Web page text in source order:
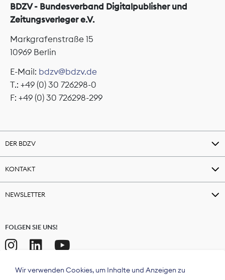
BDZV - Bundesverband Digitalpublisher und
Zeitungsverleger e.V.
Markgrafenstraße 15
10969 Berlin
E-Mail: bdzv@bdzv.de
T.: +49 (0) 30 726298-0
F: +49 (0) 30 726298-299
DER BDZV
KONTAKT
NEWSLETTER
FOLGEN SIE UNS!
Wir verwenden Cookies, um Inhalte und Anzeigen zu